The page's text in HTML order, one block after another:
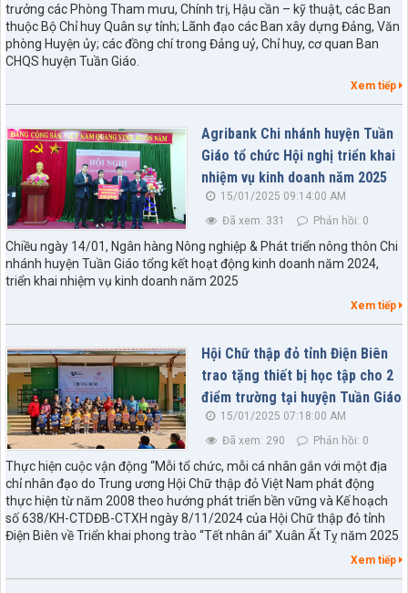
trưởng các Phòng Tham mưu, Chính trị, Hậu cần – kỹ thuật, các Ban
thuộc Bộ Chỉ huy Quân sự tỉnh; Lãnh đạo các Ban xây dựng Đảng, Văn
phòng Huyện ủy; các đồng chí trong Đảng uỷ, Chỉ huy, cơ quan Ban
CHQS huyện Tuần Giáo.
Xem tiếp
Agribank Chi nhánh huyện Tuần
Giáo tổ chức Hội nghị triển khai
nhiệm vụ kinh doanh năm 2025
15/01/2025 09:14:00 AM
Đã xem: 331
Phản hồi: 0
Chiều ngày 14/01, Ngân hàng Nông nghiệp & Phát triển nông thôn Chi
nhánh huyện Tuần Giáo tổng kết hoạt động kinh doanh năm 2024,
triển khai nhiệm vụ kinh doanh năm 2025
Xem tiếp
Hội Chữ thập đỏ tỉnh Điện Biên
trao tặng thiết bị học tập cho 2
điểm trường tại huyện Tuần Giáo
15/01/2025 07:18:00 AM
Đã xem: 290
Phản hồi: 0
Thực hiện cuộc vận động “Mỗi tổ chức, mỗi cá nhân gắn với một địa
chỉ nhân đạo do Trung ương Hội Chữ thập đỏ Việt Nam phát động
thực hiện từ năm 2008 theo hướng phát triển bền vững và Kế hoạch
số 638/KH-CTDĐB-CTXH ngày 8/11/2024 của Hội Chữ thập đỏ tỉnh
Điện Biên về Triển khai phong trào “Tết nhân ái” Xuân Ất Tỵ năm 2025
Xem tiếp